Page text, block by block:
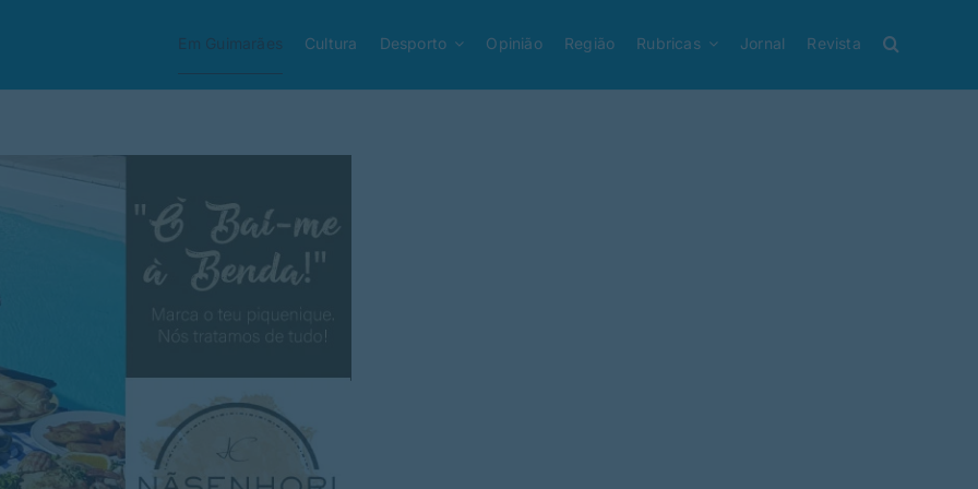
Em Guimarães Cultura Desporto Opinião Região Rubricas Jornal Revista